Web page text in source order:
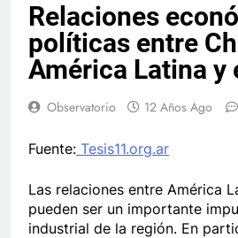
Relaciones
políticas entre
América Latina y
Observatorio 12 Años Ago
Fuente: Tesis11.org.ar
Las relaciones entre América
pueden ser un importante
industrial de la región. En